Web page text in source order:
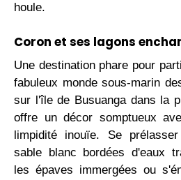
houle.
Coron et ses lagons
Une destination phare pour
fabuleux monde sous-marin
sur l'île de Busuanga dans la
offre un décor somptueux
limpidité inouïe. Se
sable blanc bordées d'eaux
les épaves immergées ou